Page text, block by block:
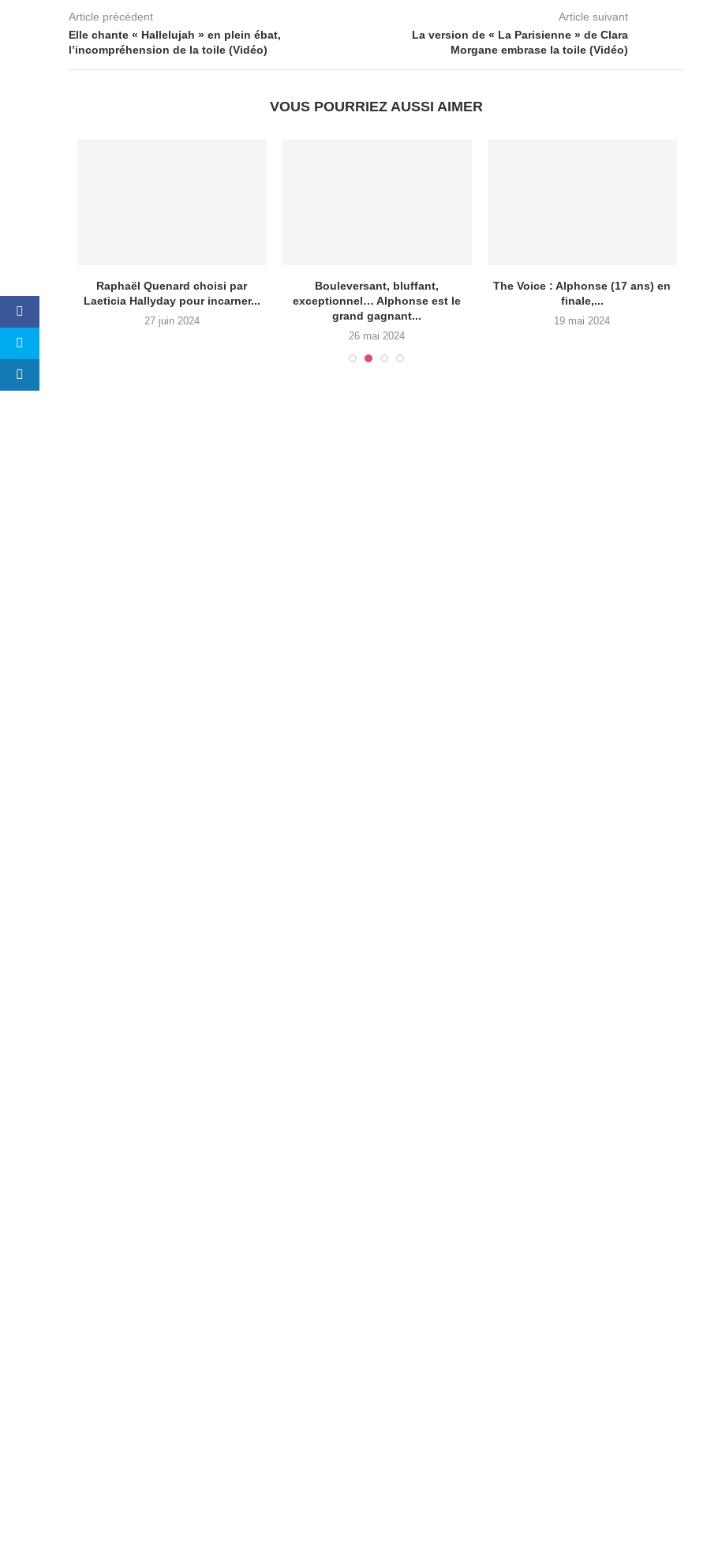
Article précédent
Elle chante « Hallelujah » en plein ébat,
l’incompréhension de la toile (Vidéo)
Article suivant
La version de « La Parisienne » de Clara
Morgane embrase la toile (Vidéo)
VOUS POURRIEZ AUSSI AIMER
Raphaël Quenard choisi par
Laeticia Hallyday pour incarner...
27 juin 2024
Bouleversant, bluffant,
exceptionnel… Alphonse est le
grand gagnant...
26 mai 2024
The Voice : Alphonse (17 ans) en
finale,...
19 mai 2024